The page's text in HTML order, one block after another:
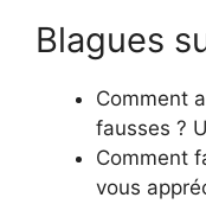
Blagues
Comment
fausses ?
Comment
vous